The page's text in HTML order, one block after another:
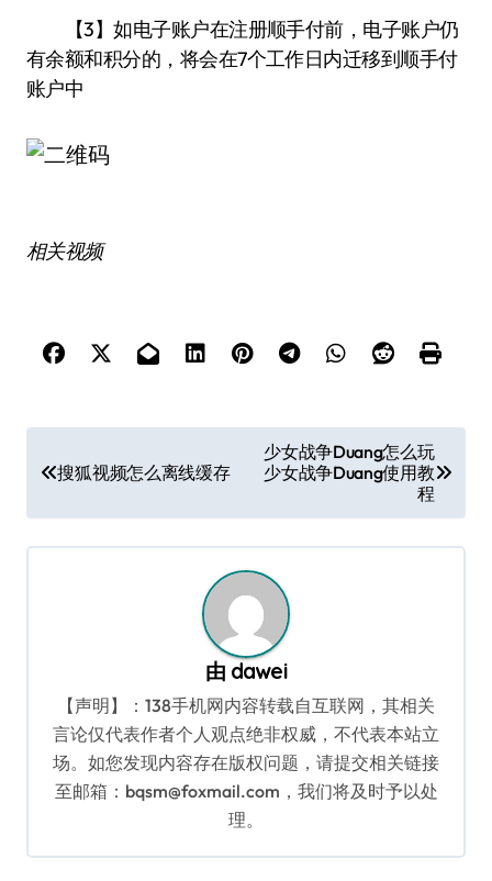
【3】如电子账户在注册顺手付前，电子账户仍
有余额和积分的，将会在7个工作日内迁移到顺手付
账户中
相关视频
章
导
航
搜狐视频怎么离线缓存
少女战争Duang怎么玩
少女战争Duang使用教
程
由 dawei
【声明】：138手机网内容转载自互联网，其相关
言论仅代表作者个人观点绝非权威，不代表本站立
场。如您发现内容存在版权问题，请提交相关链接
至邮箱：bqsm@foxmail.com，我们将及时予以处
理。